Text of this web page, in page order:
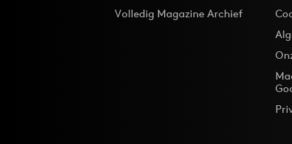
Volledig Magazine Archief